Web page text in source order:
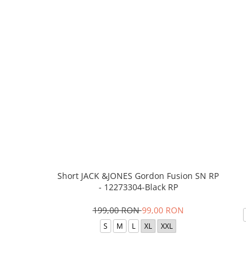
Short JACK &JONES Gordon Fusion SN RP
- 12273304-Black RP
199,00 RON99,00 RON
S M L XL XXL